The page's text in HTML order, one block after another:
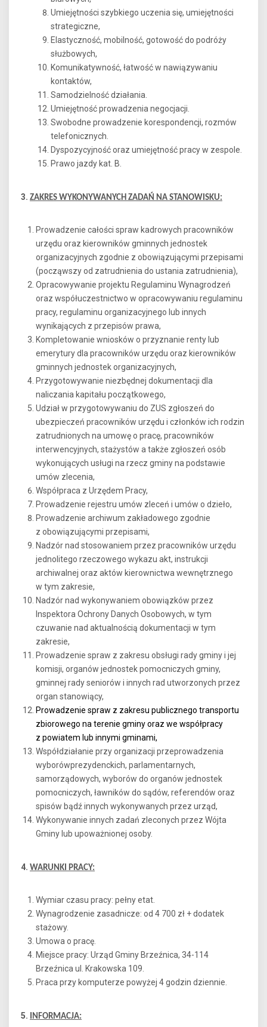
Umiejętności szybkiego uczenia się, umiejętności
strategiczne,
Elastyczność, mobilność, gotowość do podróży
służbowych,
Komunikatywność, łatwość w nawiązywaniu
kontaktów,
Samodzielność działania.
Umiejętność prowadzenia negocjacji.
Swobodne prowadzenie korespondencji, rozmów
telefonicznych.
Dyspozycyjność oraz umiejętność pracy w zespole.
Prawo jazdy kat. B.
3. ZAKRES WYKONYWANYCH ZADAŃ NA STANOWISKU:
Prowadzenie całości spraw kadrowych pracowników
urzędu oraz kierowników gminnych jednostek
organizacyjnych zgodnie z obowiązującymi przepisami
(począwszy od zatrudnienia do ustania zatrudnienia),
Opracowywanie projektu Regulaminu Wynagrodzeń
oraz współuczestnictwo w opracowywaniu regulaminu
pracy, regulaminu organizacyjnego lub innych
wynikających z przepisów prawa,
Kompletowanie wniosków o przyznanie renty lub
emerytury dla pracowników urzędu oraz kierowników
gminnych jednostek organizacyjnych,
Przygotowywanie niezbędnej dokumentacji dla
naliczania kapitału początkowego,
Udział w przygotowywaniu do ZUS zgłoszeń do
ubezpieczeń pracowników urzędu i członków ich rodzin
zatrudnionych na umowę o pracę, pracowników
interwencyjnych, stażystów a także zgłoszeń osób
wykonujących usługi na rzecz gminy na podstawie
umów zlecenia,
Współpraca z Urzędem Pracy,
Prowadzenie rejestru umów zleceń i umów o dzieło,
Prowadzenie archiwum zakładowego zgodnie
z obowiązującymi przepisami,
Nadzór nad stosowaniem przez pracowników urzędu
jednolitego rzeczowego wykazu akt, instrukcji
archiwalnej oraz aktów kierownictwa wewnętrznego
w tym zakresie,
Nadzór nad wykonywaniem obowiązków przez
Inspektora Ochrony Danych Osobowych, w tym
czuwanie nad aktualnością dokumentacji w tym
zakresie,
Prowadzenie spraw z zakresu obsługi rady gminy i jej
komisji, organów jednostek pomocniczych gminy,
gminnej rady seniorów i innych rad utworzonych przez
organ stanowiący,
Prowadzenie spraw z zakresu publicznego transportu
zbiorowego na terenie gminy oraz we współpracy
z powiatem lub innymi gminami,
Współdziałanie przy organizacji przeprowadzenia
wyborówprezydenckich, parlamentarnych,
samorządowych, wyborów do organów jednostek
pomocniczych, ławników do sądów, referendów oraz
spisów bądź innych wykonywanych przez urząd,
Wykonywanie innych zadań zleconych przez Wójta
Gminy lub upoważnionej osoby.
4. WARUNKI PRACY:
Wymiar czasu pracy: pełny etat.
Wynagrodzenie zasadnicze: od 4 700 zł + dodatek
stażowy.
Umowa o pracę.
Miejsce pracy: Urząd Gminy Brzeźnica, 34-114
Brzeźnica ul. Krakowska 109.
Praca przy komputerze powyżej 4 godzin dziennie.
5. INFORMACJA: